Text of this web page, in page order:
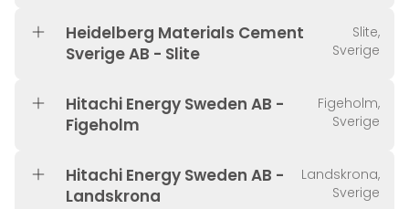
Heidelberg Materials Cement
Sverige AB - Slite
Slite,
Sverige
Hitachi Energy Sweden AB -
Figeholm
Figeholm,
Sverige
Hitachi Energy Sweden AB -
Landskrona
Landskrona,
Sverige